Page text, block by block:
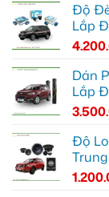
Độ
Lắp
Dán
Lắp
Độ